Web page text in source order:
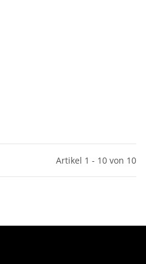
Artikel 1 - 10 von 10